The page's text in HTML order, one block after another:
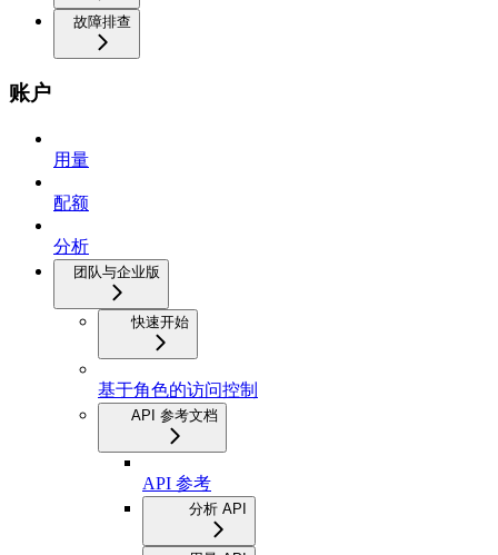
故障排查
账户
用量
配额
分析
团队与企业版
快速开始
基于角色的访问控制
API 参考文档
API 参考
分析 API